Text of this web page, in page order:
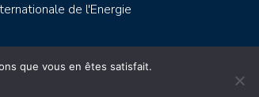
de l'Energie
que vous en êtes satisfait.